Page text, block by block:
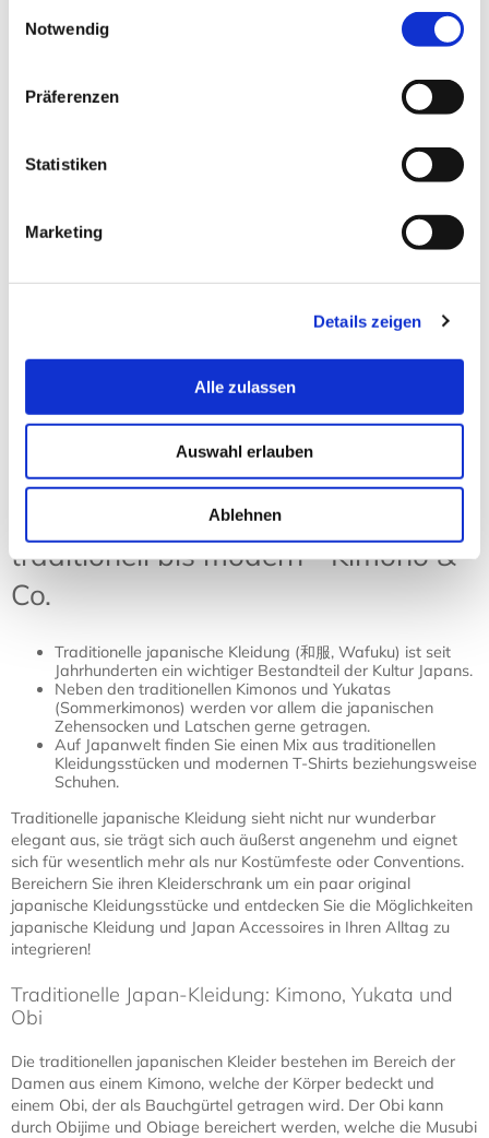
Notwendig
Präferenzen
Statistiken
Marketing
Details zeigen
Alle zulassen
Auswahl erlauben
Ablehnen
18,90 € *
Sortierung: Ansicht:
Japanische Kleidung – von
traditionell bis modern - Kimono &
Co.
Traditionelle japanische Kleidung (和服, Wafuku) ist seit
Jahrhunderten ein wichtiger Bestandteil der Kultur Japans.
Neben den traditionellen Kimonos und Yukatas
(Sommerkimonos) werden vor allem die japanischen
Zehensocken und Latschen gerne getragen.
Auf Japanwelt finden Sie einen Mix aus traditionellen
Kleidungsstücken und modernen T-Shirts beziehungsweise
Schuhen.
Traditionelle japanische Kleidung sieht nicht nur wunderbar
elegant aus, sie trägt sich auch äußerst angenehm und eignet
sich für wesentlich mehr als nur Kostümfeste oder Conventions.
Bereichern Sie ihren Kleiderschrank um ein paar original
japanische Kleidungsstücke und entdecken Sie die Möglichkeiten
japanische Kleidung und Japan Accessoires in Ihren Alltag zu
integrieren!
Traditionelle Japan-Kleidung: Kimono, Yukata und
Obi
Die traditionellen japanischen Kleider bestehen im Bereich der
Damen aus einem Kimono, welche der Körper bedeckt und
einem Obi, der als Bauchgürtel getragen wird. Der Obi kann
durch Obijime und Obiage bereichert werden, welche die Musubi